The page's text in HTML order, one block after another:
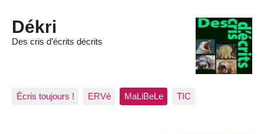
Dékri
Des cris d’écrits décrits
Écris toujours ! ERVé MaLiBeLe TIC